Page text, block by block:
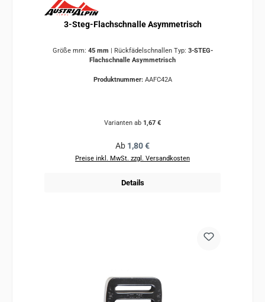
3-Steg-Flachschnalle Asymmetrisch
Größe mm: 45 mm | Rückfädelschnallen Typ: 3-STEG-
Flachschnalle Asymmetrisch
Produktnummer: AAFC42A
Varianten ab 1,67 €
Regulärer Preis:
Ab 1,80 €
Preise inkl. MwSt. zzgl. Versandkosten
Details